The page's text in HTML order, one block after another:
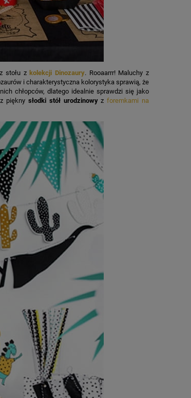
stołu z kolekcji Dinozaury. Rooaarrr! Maluchy z
i charakterystyczna kolorystyka sprawią, że
chłopców, dlatego idealnie sprawdzi się jako
piękny słodki stół urodzinowyzforemkami na